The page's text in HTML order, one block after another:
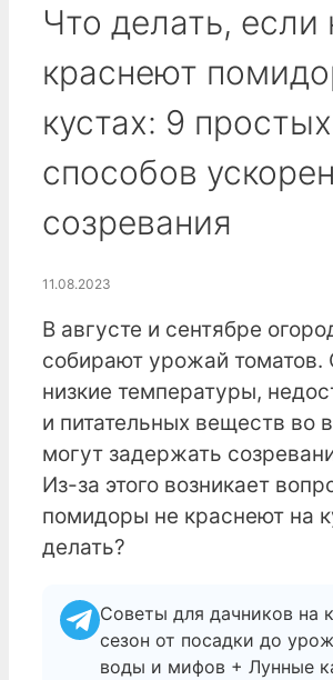
Что делать, если
краснеют
кустах: 9 простых
способов
созревания
11.08.2023
В августе и сентябре
собирают урожай томатов.
низкие температуры,
и питательных веществ во
могут задержать
Из-за этого возникает
помидоры не краснеют на
делать?
Советы для дачников на
сезон от посадки до
воды и мифов + Лунные